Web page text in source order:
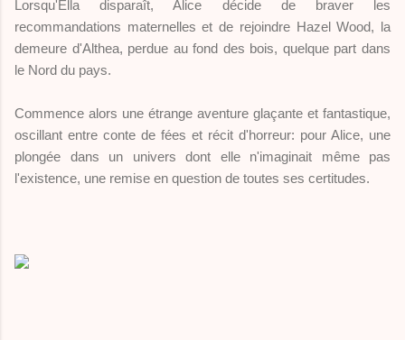
Lorsqu'Ella disparaît, Alice décide de braver les
recommandations maternelles et de rejoindre Hazel Wood, la
demeure d'Althea, perdue au fond des bois, quelque part dans
le Nord du pays.
Commence alors une étrange aventure glaçante et fantastique,
oscillant entre conte de fées et récit d'horreur: pour Alice, une
plongée dans un univers dont elle n'imaginait même pas
l'existence, une remise en question de toutes ses certitudes.